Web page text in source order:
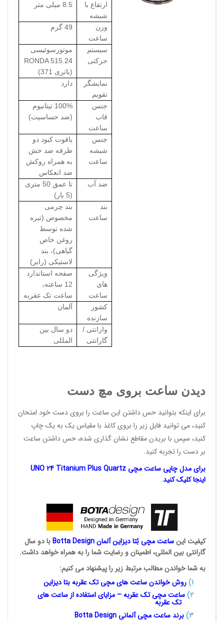
ارتفاع با
شیشه
8.5 میلی متر
وزن
ساعت
49 گرم
سیستم
حرکتی
موتورسوئیسی
RONDA 515.24
(باتری 371)
نمایشگر
تقویم
دارد
جنس
قاب
ساعت
100% تیتانیوم
(ضد حساسیت)
جنس
شیشه
ساعت
یاقوت کبود دو
طرفه ضد خش
به همراه روکش
ضد انعکاس
ضد آب
تا عمق 50 متری
(5 بار)
بند
ساعت
بند چرمی
مخصوص (تیره
شده توسط
روغن خاص
گیاهی)، بند
لاستیکی (رابر)
ویژگی
های
ساعت
صفحه استاندارد
12 ساعته،
ساعت تک عقربه
کشور
سازنده
آلمان
وارانتی /
گارانتی
دو سال بین
المللی
دیدن ساعت بروی مچ دست
برای اینکه بتوانید حس داشتن این ساعت را بروی دست خود امتحان
کنید، می توانید فایل زیر را بروی کاغذ با مقیاس یک به یک چاپ
کنید، سپس با بریدن مقاطع نشان گذاری شده، حس داشتن ساعت
بر دست را تجربه کنید.
برای مدل چاپی ساعت مچی UNO 24 Titanium Plus Quartz
اینجاکلیک کنید.
کیفیت اینساعت مچی بُتادیزاین آلمانBotta Designبا دو سال
گارانتی بین المللی، اطمینان و رضایت شما را به همراه خواهد داشت.
به شما خواندن مطالب مرتبط زیر را پیشنهاد می کنیم:
1
)روش خواندن ساعت های مچی تکعقربه بتا دیزاین
2) ساعت مچی تک عقربه – مزایای استفاده از ساعت های
تک عقربه
3
)برند ساعت مچی آلمانی Botta Design